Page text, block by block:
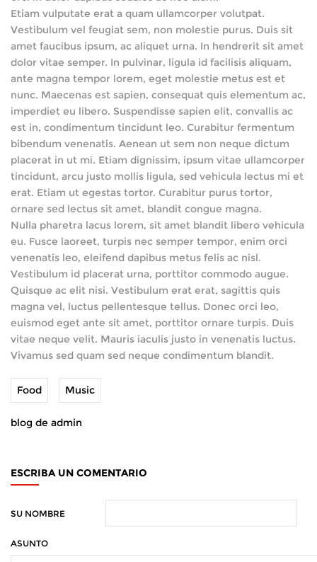
Etiam vulputate erat a quam ullamcorper volutpat.
Vestibulum vel feugiat sem, non molestie purus. Duis sit
amet faucibus ipsum, ac aliquet urna. In hendrerit sit amet
dolor vitae semper. In pulvinar, ligula id facilisis aliquam,
ante magna tempor lorem, eget molestie metus est et
nunc. Maecenas est sapien, consequat quis elementum ac,
imperdiet eu libero. Suspendisse sapien elit, convallis ac
est in, condimentum tincidunt leo. Curabitur fermentum
bibendum venenatis. Aenean ut sem non neque dictum
placerat in ut mi. Etiam dignissim, ipsum vitae ullamcorper
tincidunt, arcu justo mollis ligula, sed vehicula lectus mi et
erat. Etiam ut egestas tortor. Curabitur purus tortor,
ornare sed lectus sit amet, blandit congue magna.
Nulla pharetra lacus lorem, sit amet blandit libero vehicula
eu. Fusce laoreet, turpis nec semper tempor, enim orci
venenatis leo, eleifend dapibus metus felis ac nisl.
Vestibulum id placerat urna, porttitor commodo augue.
Quisque ac elit nisi. Vestibulum erat erat, sagittis quis
magna vel, luctus pellentesque tellus. Donec orci leo,
euismod eget ante sit amet, porttitor ornare turpis. Duis
vitae neque velit. Mauris iaculis justo in venenatis luctus.
Vivamus sed quam sed neque condimentum blandit.
Food Music
blog de admin
ESCRIBA UN COMENTARIO
SU NOMBRE
ASUNTO